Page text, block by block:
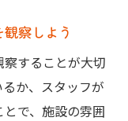
察しよう
することが大切
か、スタッフが
で、施設の雰囲